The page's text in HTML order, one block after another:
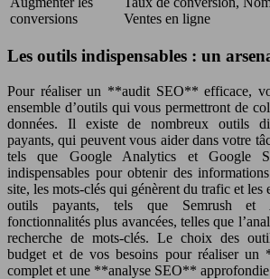
conversions
Ventes en ligne
Les outils indispensables : un
Pour réaliser un **audit SEO** efficace,
ensemble d’outils qui vous permettront de
données. Il existe de nombreux outils
payants, qui peuvent vous aider dans votre
tels que Google Analytics et Google
indispensables pour obtenir des
site, les mots-clés qui génèrent du trafic et les
outils payants, tels que Semrush et
fonctionnalités plus avancées, telles que
recherche de mots-clés. Le choix des
budget et de vos besoins pour réaliser un
complet et une **analyse SEO**